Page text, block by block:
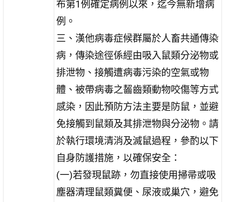
布第1例確定病例以來，迄今無新增病
例。
三、漢他病毒症候群屬於人畜共通傳染
病，傳染途徑係經由吸入鼠類分泌物或
排泄物、接觸遭病毒污染的空氣或物
體、被帶病毒之齧齒類動物咬傷等方式
感染，因此預防方法主要是防鼠，並避
免接觸到鼠類及其排泄物與分泌物。請
於執行環境清消及滅鼠過程，參酌以下
自身防護措施，以確保安全：
(一)若發現鼠跡，勿直接使用掃帚或吸
塵器清理鼠類糞便、尿液或巢穴，避免